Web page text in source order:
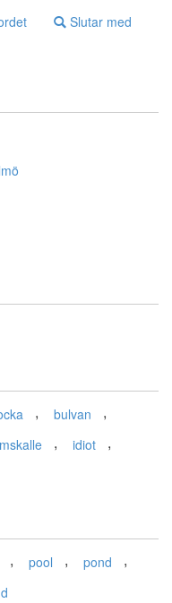
Slutar med
, bulvan ,
, idiot ,
, pool , pond ,